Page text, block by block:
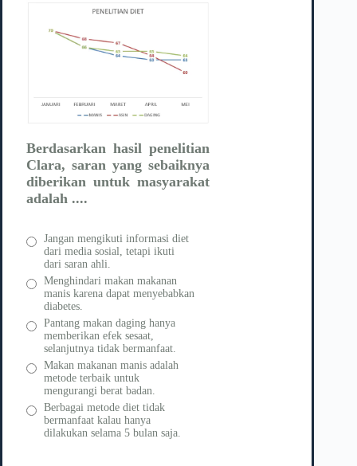
Berdasarkan hasil penelitian
Clara, saran yang sebaiknya
diberikan untuk masyarakat
adalah ....
Jangan mengikuti informasi diet
dari media sosial, tetapi ikuti
dari saran ahli.
Menghindari makan makanan
manis karena dapat menyebabkan
diabetes.
Pantang makan daging hanya
memberikan efek sesaat,
selanjutnya tidak bermanfaat.
Makan makanan manis adalah
metode terbaik untuk
mengurangi berat badan.
Berbagai metode diet tidak
bermanfaat kalau hanya
dilakukan selama 5 bulan saja.